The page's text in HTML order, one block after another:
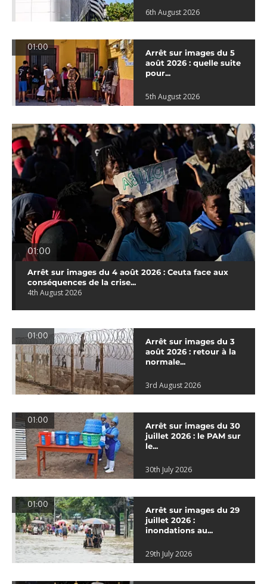
6th August 2026
01:00
Arrêt sur images du 5
août 2026 : quelle suite
pour...
5th August 2026
01:00
Arrêt sur images du 4 août 2026 : Ceuta face aux
conséquences de la crise...
4th August 2026
01:00
Arrêt sur images du 3
août 2026 : retour à la
normale...
3rd August 2026
01:00
Arrêt sur images du 30
juillet 2026 : le PAM sur
le...
30th July 2026
01:00
Arrêt sur images du 29
juillet 2026 :
inondations au...
29th July 2026